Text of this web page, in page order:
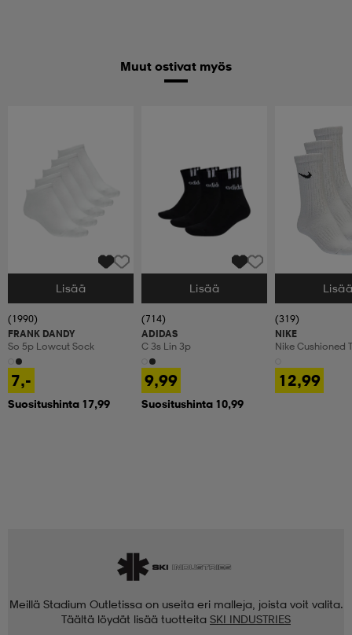
Muut ostivat myös
Valitse Koko
Lisää
(1990)
FRANK DANDY
So 5p Lowcut Sock
7,-
Suositushinta 17,99
Valitse Koko
Lisää
(714)
ADIDAS
C 3s Lin 3p
9,99
Suositushinta 10,99
Valitse Koko
(319)
NIKE
Nike Cushioned
12,99
Meillä Stadium Outletissa on useita eri malleja, joista voit valita.
Täältä löydät lisää tuotteita SKI INDUSTRIES